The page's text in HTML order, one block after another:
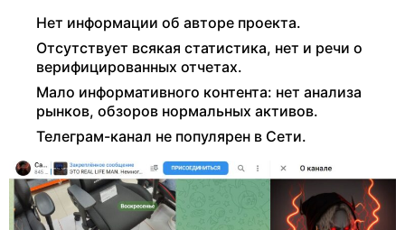
Нет информации об авторе проекта.
Отсутствует всякая статистика, нет и речи о
верифицированных отчетах.
Мало информативного контента: нет анализа
рынков, обзоров нормальных активов.
Телеграм-канал не популярен в Сети.